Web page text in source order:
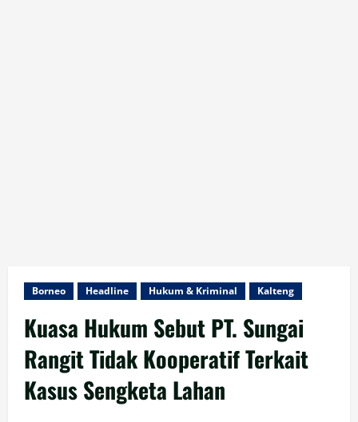
Borneo Headline Hukum & Kriminal Kalteng
Kuasa Hukum Sebut PT. Sungai
Rangit Tidak Kooperatif Terkait
Kasus Sengketa Lahan